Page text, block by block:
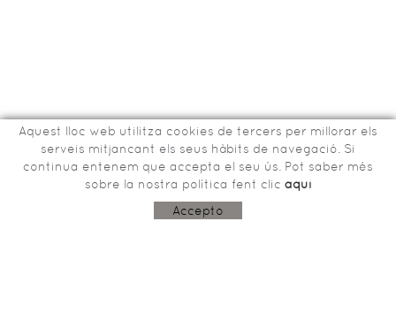
Bisbe Tomàs de Lorenzana, 15
17800 OLOT (Girona)
Aquest lloc web utilitza cookies de tercers per millorar els
serveis mitjancant els seus hàbits de navegació. Si
continua entenem que accepta el seu ús. Pot saber més
sobre la nostra política fent clic aquí
Accepto